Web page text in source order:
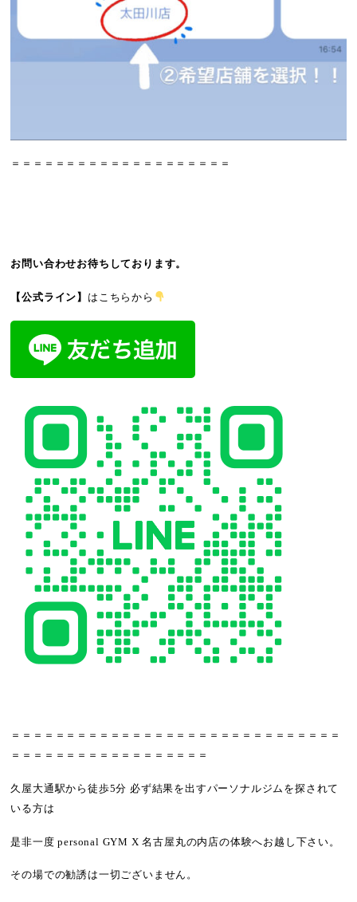
＝＝＝＝＝＝＝＝＝＝＝＝＝＝＝＝＝＝＝＝
お問い合わせお待ちしております。
【公式ライン】 はこちらから
＝＝＝＝＝＝＝＝＝＝＝＝＝＝＝＝＝＝＝＝＝＝＝＝＝＝＝＝＝＝
＝＝＝＝＝＝＝＝＝＝＝＝＝＝＝＝＝＝
久屋大通駅から徒歩5分 必ず結果を出すパーソナルジムを探されて
いる方は
是非一度 personal GYM X 名古屋丸の内店の体験へお越し下さい。
その場での勧誘は一切ございません。